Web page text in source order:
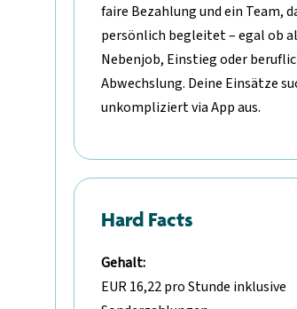
faire Bezahlung und ein Team,
persönlich begleitet – egal ob
Nebenjob, Einstieg oder
Abwechslung. Deine Einsätze
unkompliziert via App aus.
Hard Facts
Gehalt:
EUR 16,22 pro Stunde inklusive